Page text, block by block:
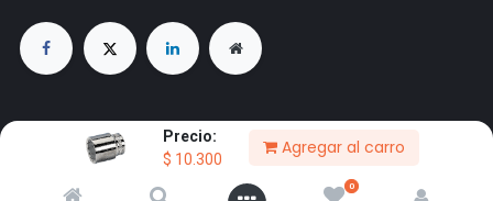
Precio:
$ 10.300
Agregar al carro
0
© 2026 Comercial Sirian Ltda. Todos los derechos reservados.
Comercio electrónico de